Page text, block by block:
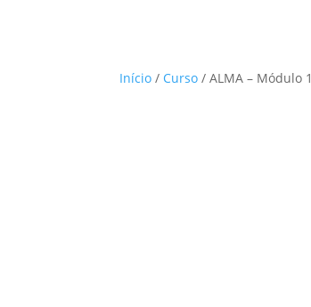
Início / Curso / ALMA – Módulo 1